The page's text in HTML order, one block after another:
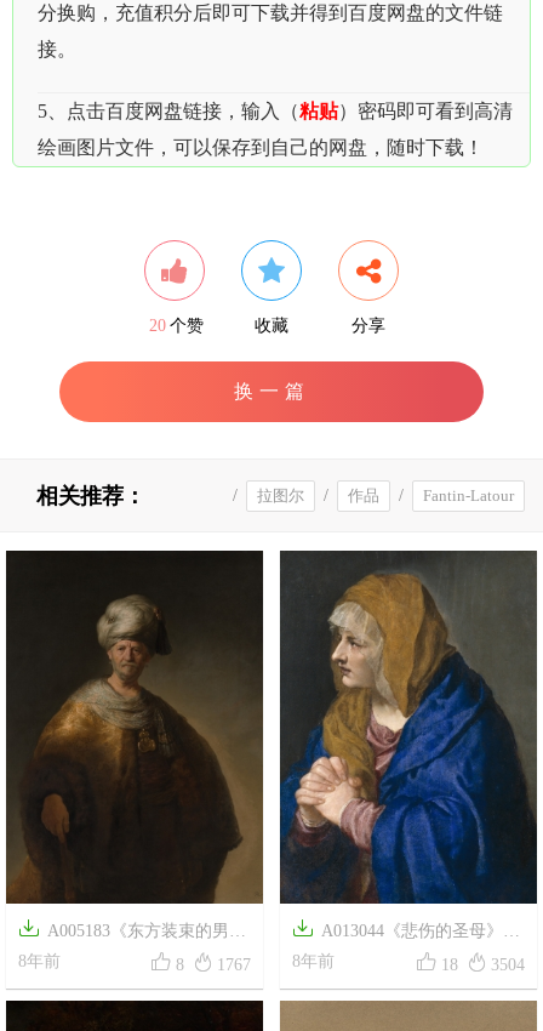
分换购，充值积分后即可下载并得到百度网盘的文件链
接。
5、点击百度网盘链接，输入（粘贴）密码即可看到高清
绘画图片文件，可以保存到自己的网盘，随时下载！
20 个赞 收藏 分享
换一篇
相关推荐： Fantin-Latour
/
作品
/
拉图尔
/
法国
/
 A005183《东方装束的男
子》荷兰画家伦勃朗高清作品
8年前  8  1767
 A013044《悲伤的圣母》意
大利画家提香·韦切利奥高清作
品
8年前  18  3504